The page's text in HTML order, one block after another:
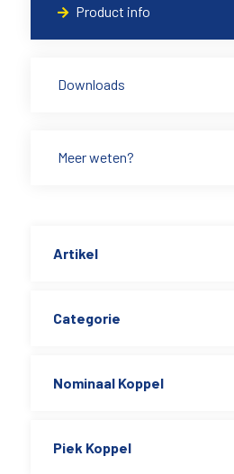
Product info
Downloads
Meer weten?
Artikel
Categorie
Nominaal Koppel
Piek Koppel